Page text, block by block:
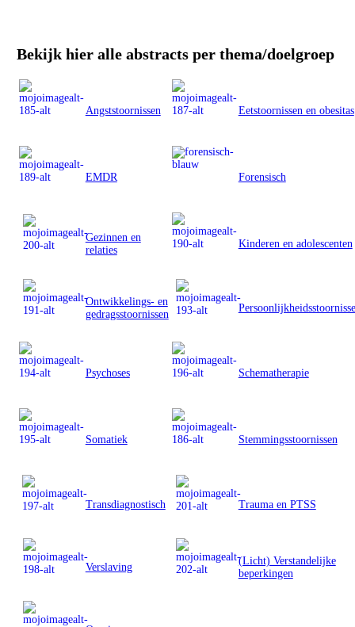
Bekijk hier alle abstracts per thema/doelgroep
Angststoornissen Eetstoornissen en obesitas
EMDR Forensisch
Gezinnen en
relaties
Kinderen en adolescenten
Ontwikkelings- en
gedragsstoornissen
Psychoses Schematherapie
Somatiek Stemmingsstoornissen
Transdiagnostisch Trauma en PTSS
Verslaving
(Licht) Verstandelijke
beperkingen